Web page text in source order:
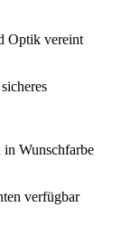
Optik vereint
in Wunschfarbe
verfügbar